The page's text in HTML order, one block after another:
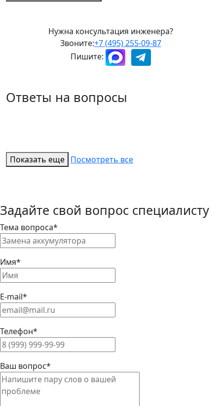
Нужна консультация инженера?
Звоните:+7 (495) 255-09-87
Пишите:
Ответы на вопросы
Показать еще Посмотреть все
Задайте свой вопрос специалисту
Тема вопроса*
Имя*
E-mail*
Телефон*
Ваш вопрос*